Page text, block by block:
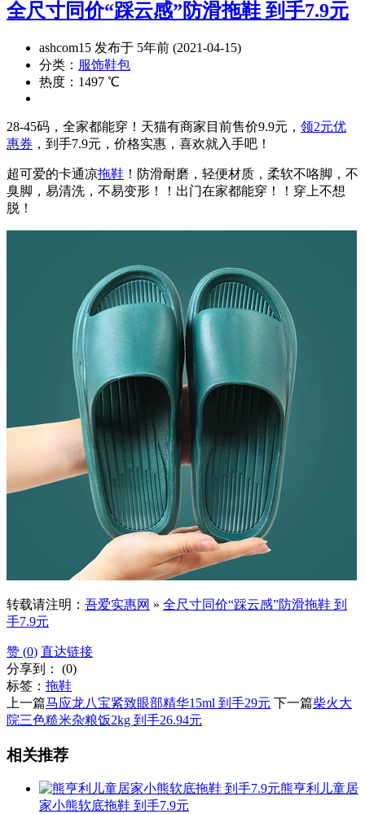
全尺寸同价“踩云感”防滑拖鞋 到手7.9元
ashcom15 发布于 5年前 (2021-04-15)
分类： 服饰鞋包
热度：1497 ℃
28-45码，全家都能穿！天猫有商家目前售价9.9元， 领2元优
惠券 ，到手7.9元，价格实惠，喜欢就入手吧！
超可爱的卡通凉拖鞋 ！防滑耐磨，轻便材质，柔软不咯脚，不
臭脚，易清洗，不易变形！！出门在家都能穿！！穿上不想
脱！
转载请注明： 吾爱实惠网 » 全尺寸同价“踩云感”防滑拖鞋 到
手7.9元
赞 (0) 直达链接
分享到： (0)
标签： 拖鞋
上一篇马应龙八宝紧致眼部精华15ml 到手29元 下一篇柴火大
院三色糙米杂粮饭2kg 到手26.94元
相关推荐
熊亨利儿童居
家小熊软底拖鞋 到手7.9元